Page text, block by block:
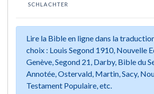
SCHLACHTER
Lire la Bible en ligne dans la
choix : Louis Segond 1910, Nouvelle
Genève, Segond 21, Darby, Bible du
Annotée, Ostervald, Martin, Sacy,
Testament Populaire, etc.